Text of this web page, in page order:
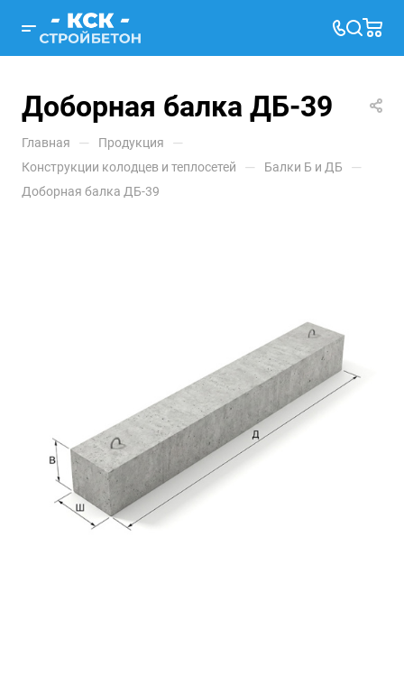
Доборная балка ДБ-39
Главная — Продукция —
Конструкции колодцев и теплосетей — Балки Б и ДБ —
Доборная балка ДБ-39